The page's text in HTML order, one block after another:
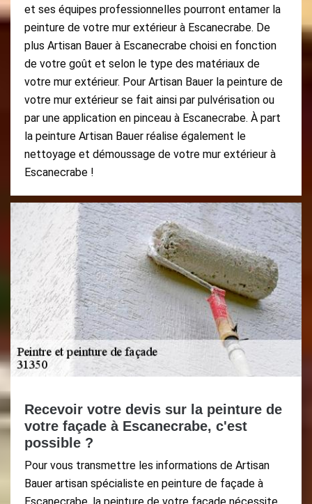
et ses équipes professionnelles pourront entamer la
peinture de votre mur extérieur à Escanecrabe. De
plus Artisan Bauer à Escanecrabe choisi en fonction
de votre goût et selon le type des matériaux de
votre mur extérieur. Pour Artisan Bauer la peinture de
votre mur extérieur se fait ainsi par pulvérisation ou
par une application en pinceau à Escanecrabe. À part
la peinture Artisan Bauer réalise également le
nettoyage et démoussage de votre mur extérieur à
Escanecrabe !
Recevoir votre devis sur la peinture de
votre façade à Escanecrabe, c'est
possible ?
Pour vous transmettre les informations de Artisan
Bauer artisan spécialiste en peinture de façade à